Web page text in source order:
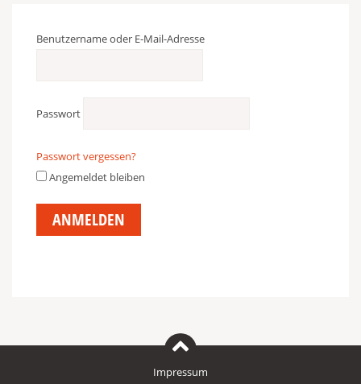
Benutzername oder E-Mail-Adresse
Passwort
Passwort vergessen?
Angemeldet bleiben
Impressum